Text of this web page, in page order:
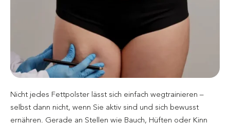
Nicht jedes Fettpolster lässt sich einfach wegtrainieren –
selbst dann nicht, wenn Sie aktiv sind und sich bewusst
ernähren. Gerade an Stellen wie Bauch, Hüften oder Kinn